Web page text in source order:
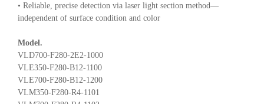
• Reliable, precise detection via laser light section method—
independent of surface condition and color
Model.
VLD700-F280-2E2-1000
VLE350-F280-B12-1100
VLE700-F280-B12-1200
VLM350-F280-R4-1101